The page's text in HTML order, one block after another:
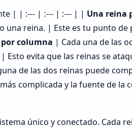
| | :--- | :--- | :--- | | Una reina
una reina. | Este es tu punto de
columna | Cada una de las
evita que las reinas se
de las dos reinas puede
complicada y la fuente de la
único y conectado. Cada